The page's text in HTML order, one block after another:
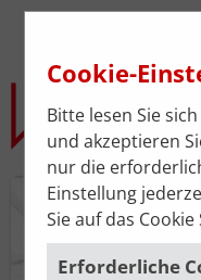
Cookie-
Bitte lesen Sie
und akzeptieren
nur die
Einstellung
Sie auf das
Erforderliche